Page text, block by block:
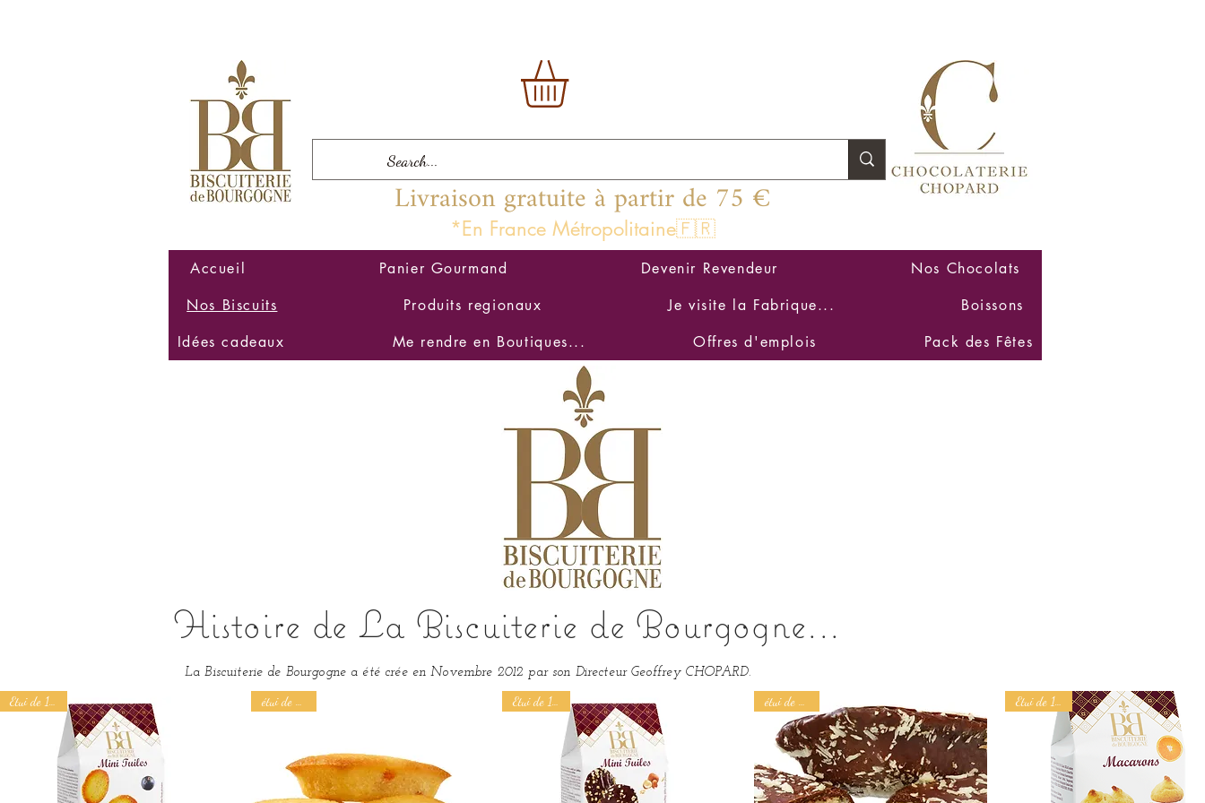
Livraison gratuite à partir de 75 €
*En France Métropolitaine🇫🇷
Accueil Panier Gourmand Devenir Revendeur
Nos Chocolats
Nos Biscuits
Produits regionaux Je visite la Fabrique...
Boissons
Idées cadeaux
Me rendre en Boutiques... Offres d'emplois Pack des Fêtes
Histoire de La Biscuiterie de Bourgogne...
La Biscuiterie de Bourgogne a été crée en Novembre 2012 par son Directeur Geoffrey CHOPARD.
Etui de 100 g étui de 150 g Etui de 100 g étui de 150 g Etui de 120 g